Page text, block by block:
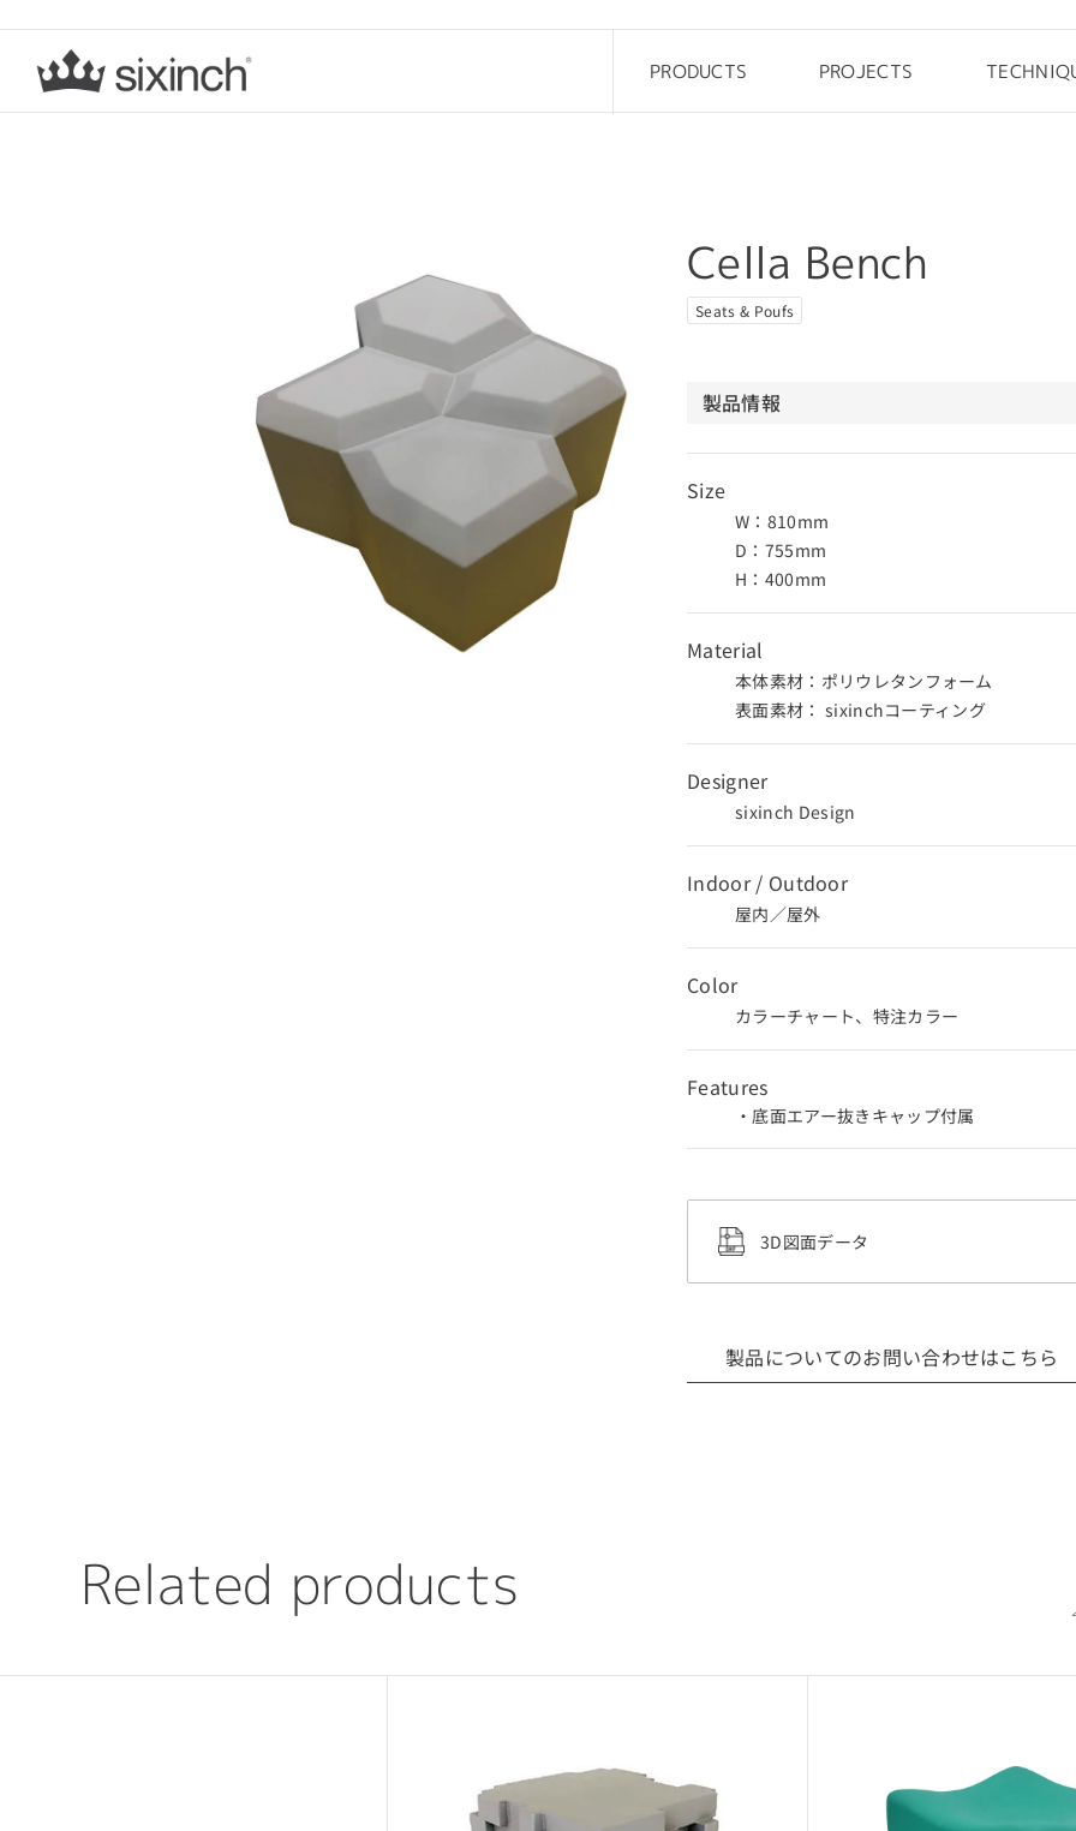
PRODUCTS
Rock elements
Cliffy
PROJECTS
Kids
Cella Bench
Seats & Poufs
製品情報
Size
W：810mm
D：755mm
H：400mm
Material
本体素材：ポリウレタンフォーム
表面素材： sixinchコーティング
Designer
sixinch Design
Indoor / Outdoor
屋内／屋外
Color
カラーチャート、特注カラー
Features
・底面エアー抜きキャップ付属
3D図面データ
製品についてのお問い合わせはこちら
Related products